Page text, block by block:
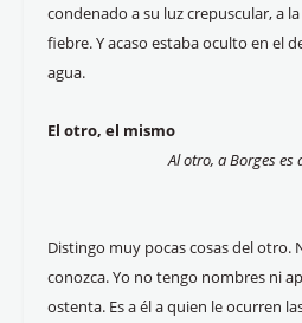
condenado a su luz crepuscular, a
fiebre. Y acaso estaba oculto en el
agua.
El otro, el mismo
Al otro, a Borges
Distingo muy pocas cosas del otro.
conozca. Yo no tengo nombres ni
ostenta. Es a él a quien le ocurren